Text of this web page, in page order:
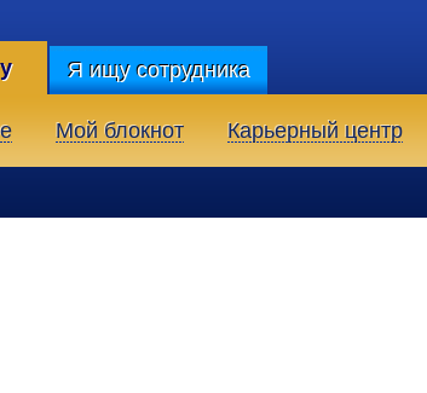
Я ищу сотрудника
Мой блокнот Карьерный центр